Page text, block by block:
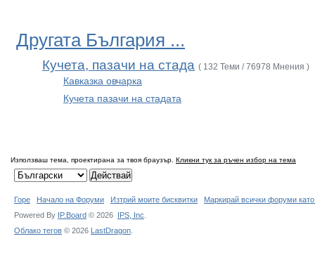
Другата България ...
Кучета, пазачи на стада ( 132 Теми / 76978 Мнения )
Кавказка овчарка
Кучета пазачи на стадата
Използваш тема, проектирана за твоя браузър. Кликни тук за ръчен избор на тема
Горе Начало на Форуми Изтрий моите бисквитки
Маркирай всички форуми
Powered By IP.Board © 2026 IPS, Inc
Облако тегов © 2026 LastDragon